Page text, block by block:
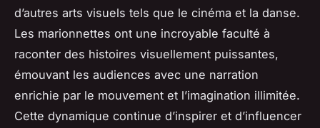
d’autres arts visuels tels que le cinéma et la danse.
Les marionnettes ont une incroyable faculté à
raconter des histoires visuellement puissantes,
émouvant les audiences avec une narration
enrichie par le mouvement et l’imagination illimitée.
Cette dynamique continue d’inspirer et d’influencer